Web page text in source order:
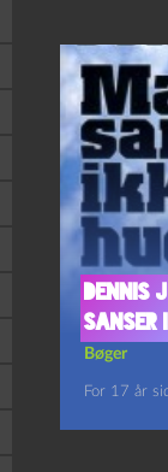
Dennis
sanser
Bøger
For 17 år